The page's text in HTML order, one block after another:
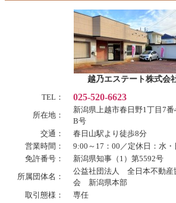
越乃エステート株式会
TEL：
025-520-6623
所在地：
新潟県上越市春日野1丁目7
B号
交通：
春日山駅より徒歩8分
営業時間：
9:00～17：00／定休日：水・
免許番号：
新潟県知事（1）第5592号
所属団体名：
公益社団法人 全日本不動産
会 新潟県本部
取引態様：
専任